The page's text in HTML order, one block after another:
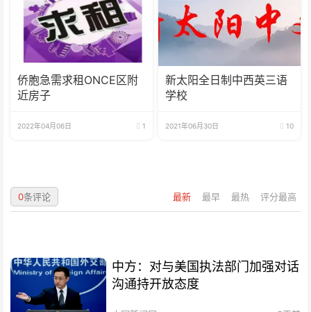
侨胞急需求租ONCE区附
近房子
2022年04月06日 1
新太阳全日制中西英三语
学校
2021年06月30日 10
最新 最早 最热 评分最高
0条评论
中方：对与美国执法部门加强对话
沟通持开放态度